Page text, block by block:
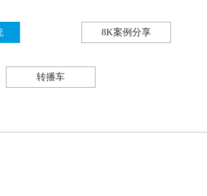
8K案例分享
转播车